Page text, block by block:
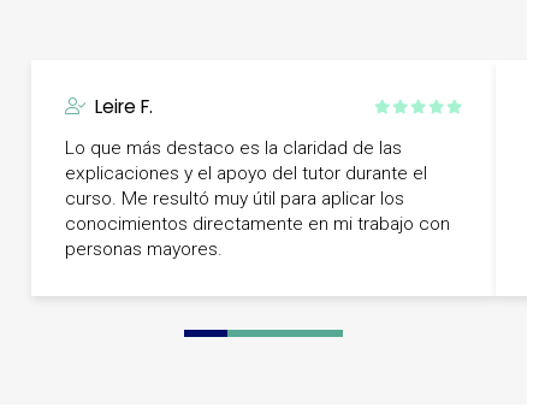
Leire F.
Lo que más destaco es la claridad de las
explicaciones y el apoyo del tutor durante el
curso. Me resultó muy útil para aplicar los
conocimientos directamente en mi trabajo con
personas mayores.
0 1 2 3 4 5 6 7 8